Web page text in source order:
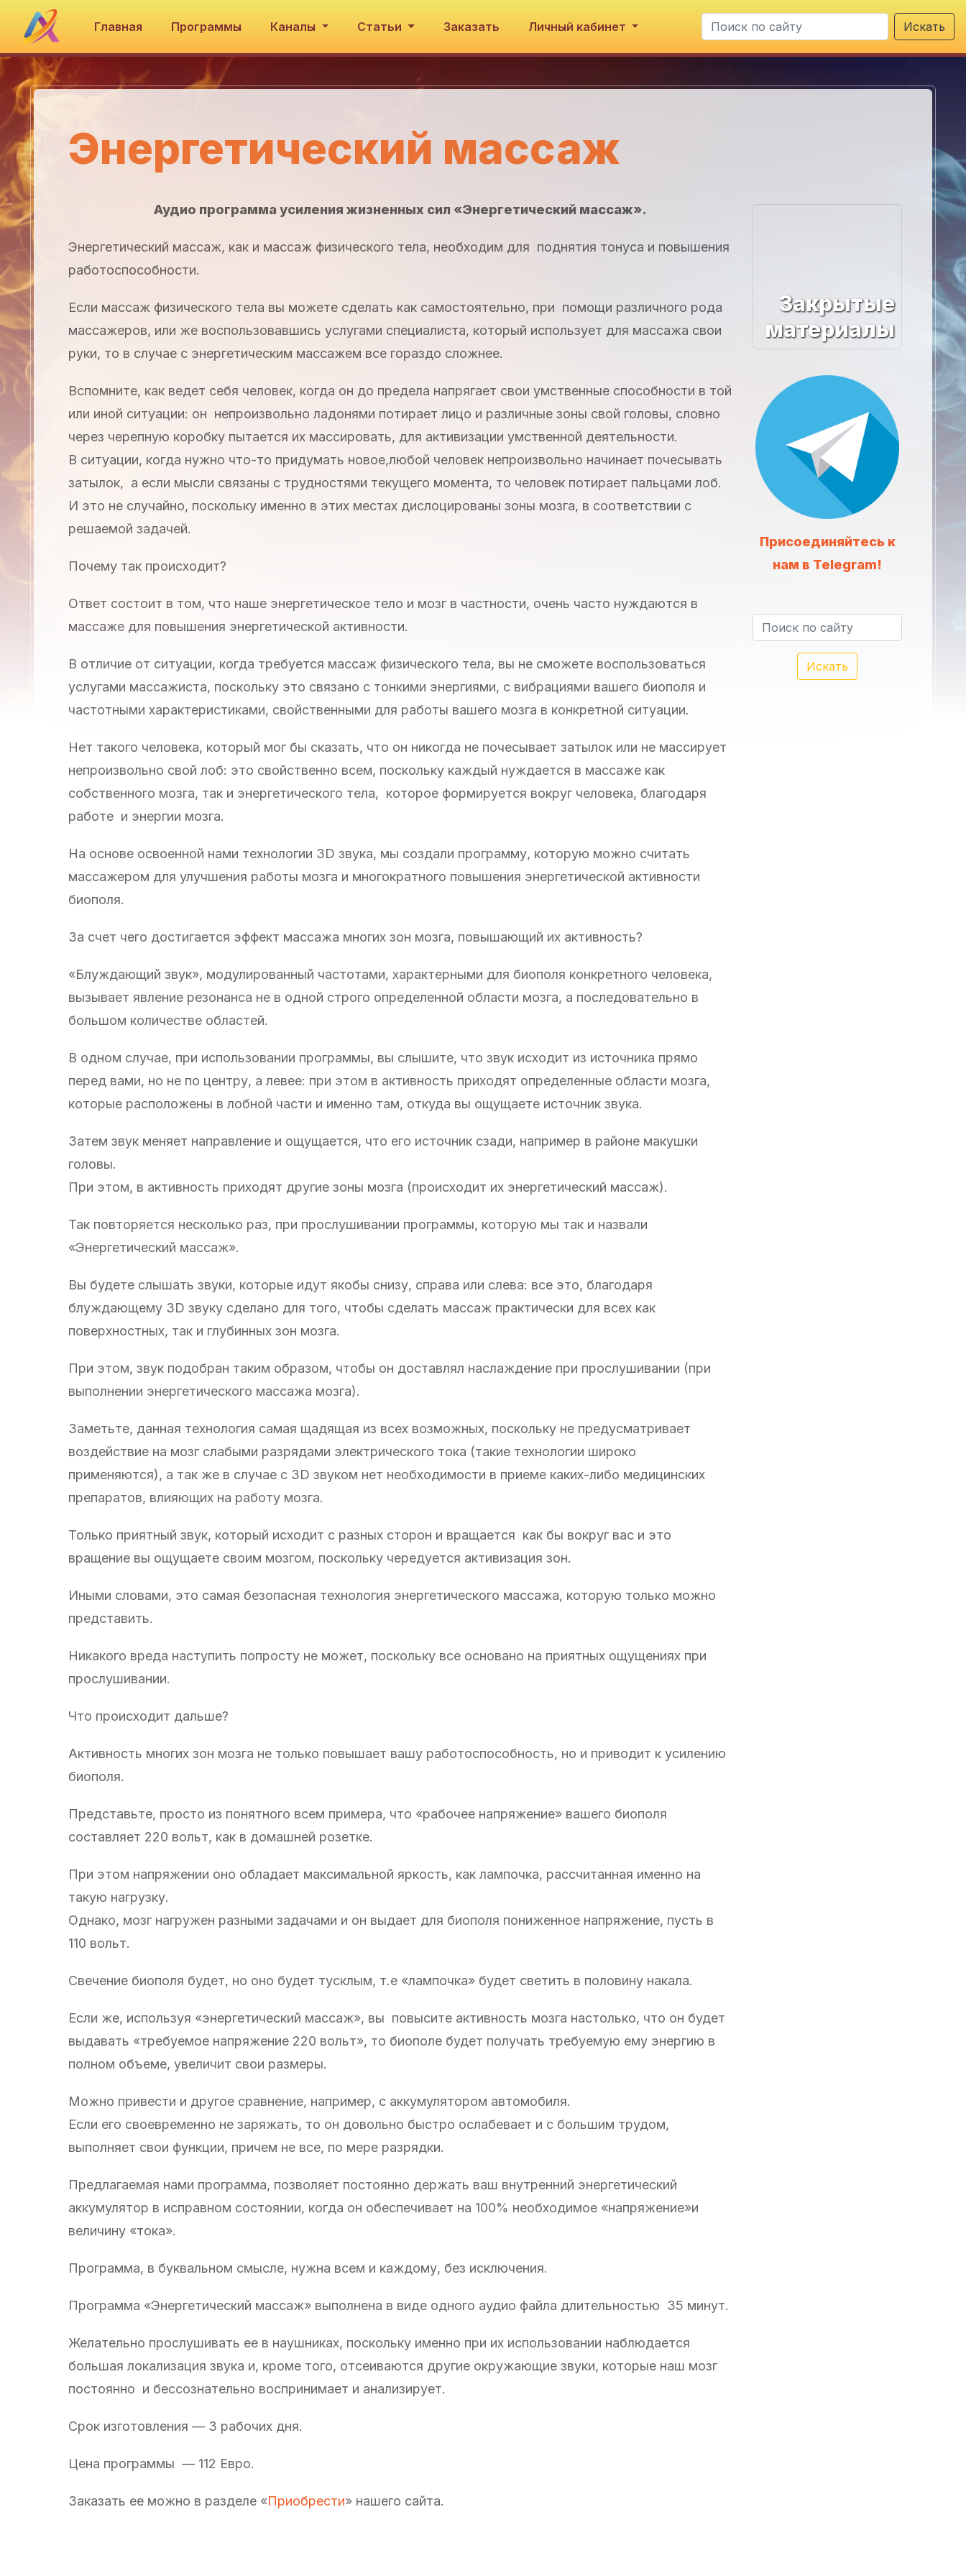
Главная Программы Каналы Статьи Заказать Личный кабинет Искать
Энергетический массаж
Аудио программа усиления жизненных сил «Энергетический массаж».
Энергетический массаж, как и массаж физического тела, необходим для поднятия тонуса и повышения
работоспособности.
Если массаж физического тела вы можете сделать как самостоятельно, при помощи различного рода
массажеров, или же воспользовавшись услугами специалиста, который использует для массажа свои
руки, то в случае с энергетическим массажем все гораздо сложнее.
Вспомните, как ведет себя человек, когда он до предела напрягает свои умственные способности в той
или иной ситуации: он непроизвольно ладонями потирает лицо и различные зоны свой головы, словно
через черепную коробку пытается их массировать, для активизации умственной деятельности.
В ситуации, когда нужно что-то придумать новое,любой человек непроизвольно начинает почесывать
затылок, а если мысли связаны с трудностями текущего момента, то человек потирает пальцами лоб.
И это не случайно, поскольку именно в этих местах дислоцированы зоны мозга, в соответствии с
решаемой задачей.
Почему так происходит?
Ответ состоит в том, что наше энергетическое тело и мозг в частности, очень часто нуждаются в
массаже для повышения энергетической активности.
В отличие от ситуации, когда требуется массаж физического тела, вы не сможете воспользоваться
услугами массажиста, поскольку это связано с тонкими энергиями, с вибрациями вашего биополя и
частотными характеристиками, свойственными для работы вашего мозга в конкретной ситуации.
Нет такого человека, который мог бы сказать, что он никогда не почесывает затылок или не массирует
непроизвольно свой лоб: это свойственно всем, поскольку каждый нуждается в массаже как
собственного мозга, так и энергетического тела, которое формируется вокруг человека, благодаря
работе и энергии мозга.
На основе освоенной нами технологии 3D звука, мы создали программу, которую можно считать
массажером для улучшения работы мозга и многократного повышения энергетической активности
биополя.
За счет чего достигается эффект массажа многих зон мозга, повышающий их активность?
«Блуждающий звук», модулированный частотами, характерными для биополя конкретного человека,
вызывает явление резонанса не в одной строго определенной области мозга, а последовательно в
большом количестве областей.
В одном случае, при использовании программы, вы слышите, что звук исходит из источника прямо
перед вами, но не по центру, а левее: при этом в активность приходят определенные области мозга,
которые расположены в лобной части и именно там, откуда вы ощущаете источник звука.
Затем звук меняет направление и ощущается, что его источник сзади, например в районе макушки
головы.
При этом, в активность приходят другие зоны мозга (происходит их энергетический массаж).
Так повторяется несколько раз, при прослушивании программы, которую мы так и назвали
«Энергетический массаж».
Вы будете слышать звуки, которые идут якобы снизу, справа или слева: все это, благодаря
блуждающему 3D звуку сделано для того, чтобы сделать массаж практически для всех как
поверхностных, так и глубинных зон мозга.
При этом, звук подобран таким образом, чтобы он доставлял наслаждение при прослушивании (при
выполнении энергетического массажа мозга).
Заметьте, данная технология самая щадящая из всех возможных, поскольку не предусматривает
воздействие на мозг слабыми разрядами электрического тока (такие технологии широко
применяются), а так же в случае с 3D звуком нет необходимости в приеме каких-либо медицинских
препаратов, влияющих на работу мозга.
Только приятный звук, который исходит с разных сторон и вращается как бы вокруг вас и это
вращение вы ощущаете своим мозгом, поскольку чередуется активизация зон.
Иными словами, это самая безопасная технология энергетического массажа, которую только можно
представить.
Никакого вреда наступить попросту не может, поскольку все основано на приятных ощущениях при
прослушивании.
Что происходит дальше?
Активность многих зон мозга не только повышает вашу работоспособность, но и приводит к усилению
биополя.
Представьте, просто из понятного всем примера, что «рабочее напряжение» вашего биополя
составляет 220 вольт, как в домашней розетке.
При этом напряжении оно обладает максимальной яркость, как лампочка, рассчитанная именно на
такую нагрузку.
Однако, мозг нагружен разными задачами и он выдает для биополя пониженное напряжение, пусть в
110 вольт.
Свечение биополя будет, но оно будет тусклым, т.е «лампочка» будет светить в половину накала.
Если же, используя «энергетический массаж», вы повысите активность мозга настолько, что он будет
выдавать «требуемое напряжение 220 вольт», то биополе будет получать требуемую ему энергию в
полном объеме, увеличит свои размеры.
Можно привести и другое сравнение, например, с аккумулятором автомобиля.
Если его своевременно не заряжать, то он довольно быстро ослабевает и с большим трудом,
выполняет свои функции, причем не все, по мере разрядки.
Предлагаемая нами программа, позволяет постоянно держать ваш внутренний энергетический
аккумулятор в исправном состоянии, когда он обеспечивает на 100% необходимое «напряжение»и
величину «тока».
Программа, в буквальном смысле, нужна всем и каждому, без исключения.
Программа «Энергетический массаж» выполнена в виде одного аудио файла длительностью 35 минут.
Желательно прослушивать ее в наушниках, поскольку именно при их использовании наблюдается
большая локализация звука и, кроме того, отсеиваются другие окружающие звуки, которые наш мозг
постоянно и бессознательно воспринимает и анализирует.
Срок изготовления — 3 рабочих дня.
Цена программы — 112 Евро.
Заказать ее можно в разделе «Приобрести» нашего сайта.
Закрытые
материалы
Присоединяйтесь к
нам в Telegram!
Искать